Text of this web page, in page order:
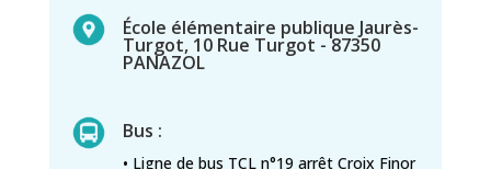
École élémentaire publique Jaurès-
Turgot, 10 Rue Turgot - 87350
PANAZOL
Bus :
• Ligne de bus TCL n°19 arrêt Croix Finor